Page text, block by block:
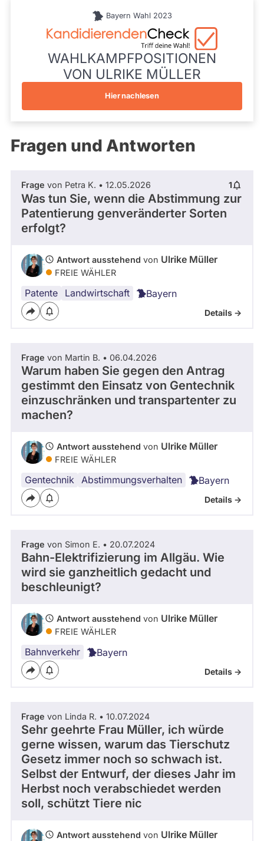
Listenposition
3
aktueller
Kandidaturen
und
gestellt
wurden.
Solche
aus
vergangenen
Mandaten
nicht
berücksichtigt.
Bayern Wahl 2023
WAHLKAMPFPOSITIONEN
VON ULRIKE MÜLLER
Hier nachlesen
Fragen und Antworten
Frage von Petra K. • 12.05.2026 1
Was tun Sie, wenn die Abstimmung zur
Patentierung genveränderter Sorten
erfolgt?
Antwort ausstehend von Ulrike Müller
FREIE WÄHLER
Patente Landwirtschaft Bayern
Details ->
Frage von Martin B. • 06.04.2026
Warum haben Sie gegen den Antrag
gestimmt den Einsatz von Gentechnik
einzuschränken und transpartenter zu
machen?
Antwort ausstehend von Ulrike Müller
FREIE WÄHLER
Gentechnik Abstimmungsverhalten Bayern
Details ->
Frage von Simon E. • 20.07.2024
Bahn-Elektrifizierung im Allgäu. Wie
wird sie ganzheitlich gedacht und
beschleunigt?
Antwort ausstehend von Ulrike Müller
FREIE WÄHLER
Bahnverkehr Bayern
Details ->
Frage von Linda R. • 10.07.2024
Sehr geehrte Frau Müller, ich würde
gerne wissen, warum das Tierschutz
Gesetz immer noch so schwach ist.
Selbst der Entwurf, der dieses Jahr im
Herbst noch verabschiedet werden
soll, schützt Tiere nic
Antwort ausstehend von Ulrike Müller